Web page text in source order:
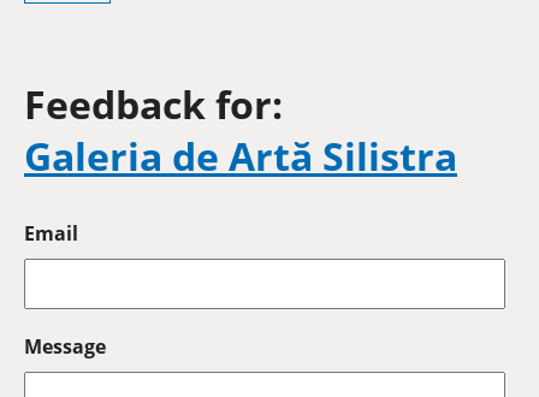
Feedback for:
Galeria de Artă Silistra
Email
Message